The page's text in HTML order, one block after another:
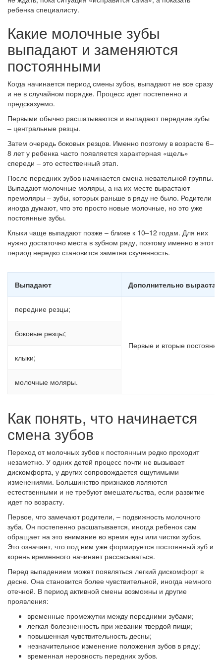
ребенка специалисту.
Какие молочные зубы
выпадают и заменяются
постоянными
Когда начинается период смены зубов, выпадают не все сразу
и не в случайном порядке. Процесс идет постепенно и
предсказуемо.
Первыми обычно расшатываются и выпадают передние зубы
– центральные резцы.
Затем очередь боковых резцов. Именно поэтому в возрасте 6–
8 лет у ребенка часто появляется характерная «щель»
спереди – это естественный этап.
После передних зубов начинается смена жевательной группы.
Выпадают молочные моляры, а на их месте вырастают
премоляры – зубы, которых раньше в ряду не было. Родители
иногда думают, что это просто новые молочные, но это уже
постоянные зубы.
Клыки чаще выпадают позже – ближе к 10–12 годам. Для них
нужно достаточно места в зубном ряду, поэтому именно в этот
период нередко становится заметна скученность.
Выпадают Дополнительно
передние резцы;
Первые и вторые
боковые резцы;
клыки;
молочные моляры.
Как понять, что начинается
смена зубов
Переход от молочных зубов к постоянным редко проходит
незаметно. У одних детей процесс почти не вызывает
дискомфорта, у других сопровождается ощутимыми
изменениями. Большинство признаков являются
естественными и не требуют вмешательства, если развитие
идет по возрасту.
Первое, что замечают родители, – подвижность молочного
зуба. Он постепенно расшатывается, иногда ребенок сам
обращает на это внимание во время еды или чистки зубов.
Это означает, что под ним уже формируется постоянный зуб и
корень временного начинает рассасываться.
Перед выпадением может появляться легкий дискомфорт в
десне. Она становится более чувствительной, иногда немного
отечной. В период активной смены возможны и другие
проявления:
временные промежутки между передними зубами;
легкая болезненность при жевании твердой пищи;
повышенная чувствительность десны;
незначительное изменение положения зубов в ряду;
временная неровность передних зубов.